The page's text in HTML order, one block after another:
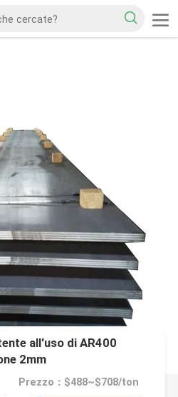
all'uso di AR400
2mm
Prezzo：$488~$708/ton